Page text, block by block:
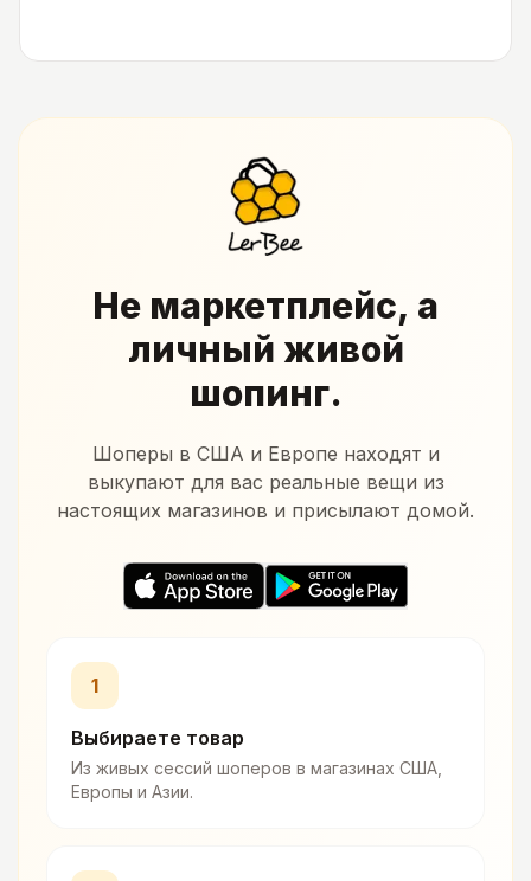
Не маркетплейс, а
личный живой
шопинг.
Шоперы в США и Европе находят и
выкупают для вас реальные вещи из
настоящих магазинов и присылают домой.
1
Выбираете товар
Из живых сессий шоперов в магазинах США,
Европы и Азии.